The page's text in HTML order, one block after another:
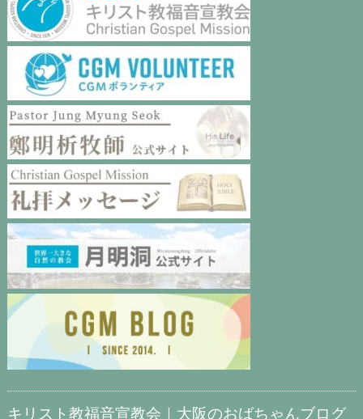
キリスト教福音宣教会｜大阪のおばちゃんブログ